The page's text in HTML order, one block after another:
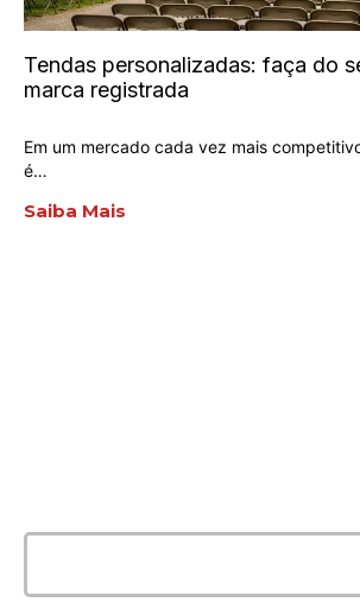
Tendas personalizadas: faça do
marca registrada
Em um mercado cada vez mais
é…
Saiba Mais